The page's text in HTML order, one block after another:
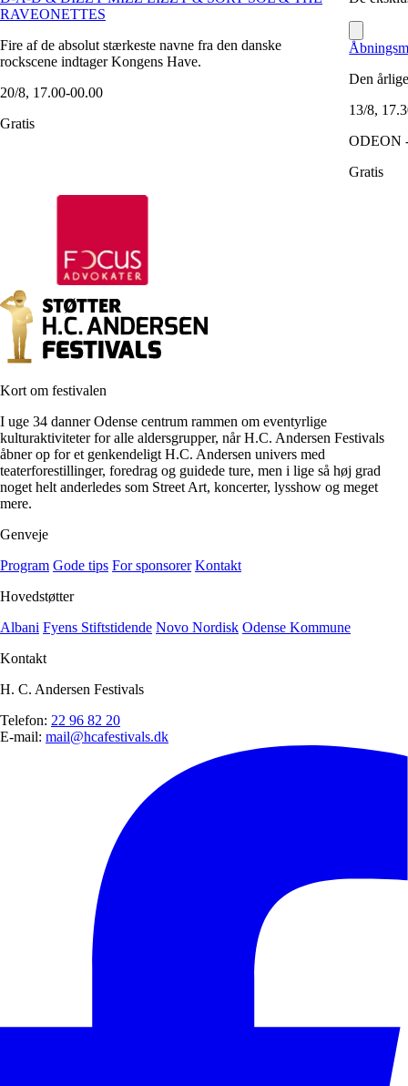
RAVEONETTES
Fire af de absolut stærkeste navne fra den danske
rockscene indtager Kongens Have.
20/8, 17.00-00.00
Gratis
Den
13/8,
ODEON
Gratis
Kort om festivalen
I uge 34 danner Odense centrum rammen om eventyrlige
kulturaktiviteter for alle aldersgrupper, når H.C. Andersen Festivals
åbner op for et genkendeligt H.C. Andersen univers med
teaterforestillinger, foredrag og guidede ture, men i lige så høj grad
noget helt anderledes som Street Art, koncerter, lysshow og meget
mere.
Genveje
Program Gode tips For sponsorer Kontakt
Hovedstøtter
Albani Fyens Stiftstidende Novo Nordisk Odense Kommune
Kontakt
H. C. Andersen Festivals
Telefon: 22 96 82 20
E-mail: mail@hcafestivals.dk